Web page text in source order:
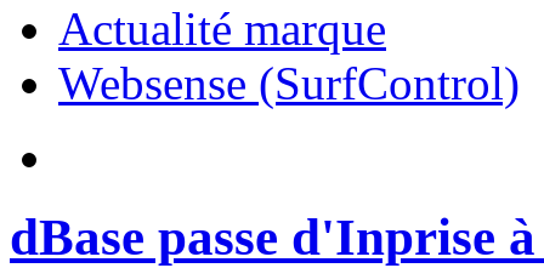
Actualité marque
Websense (SurfControl)
dBase passe d'Inprise